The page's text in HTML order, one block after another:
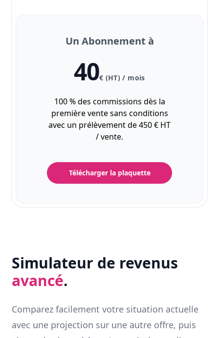
Un Abonnement à
40€ (HT) / mois
100 % des commissions dès la
première vente sans conditions
avec un prélèvement de 450 € HT
/ vente.
Télécharger la plaquette
Simulateur de revenus
avancé.
Comparez facilement votre situation actuelle
avec une projection sur une autre offre, puis